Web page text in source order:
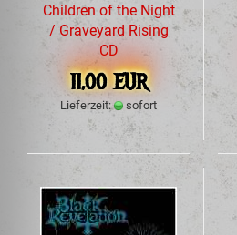
Children of the Night
/ Graveyard Rising
CD
11,00 EUR
Lieferzeit: sofort